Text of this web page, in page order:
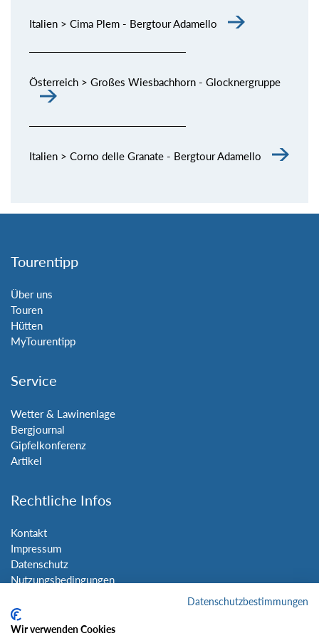
Italien > Cima Plem - Bergtour Adamello
Österreich > Großes Wiesbachhorn - Glocknergruppe
Italien > Corno delle Granate - Bergtour Adamello
Tourentipp
Über uns
Touren
Hütten
MyTourentipp
Service
Wetter & Lawinenlage
Bergjournal
Gipfelkonferenz
Artikel
Rechtliche Infos
Kontakt
Impressum
Datenschutz
Nutzungsbedingungen
Datenschutzbestimmungen
Wir verwenden Cookies